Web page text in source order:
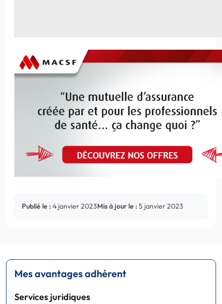
Publié le : 4 janvier 2023Mis à jour le : 5 janvier 2023
Mes avantages adhérent
Services juridiques